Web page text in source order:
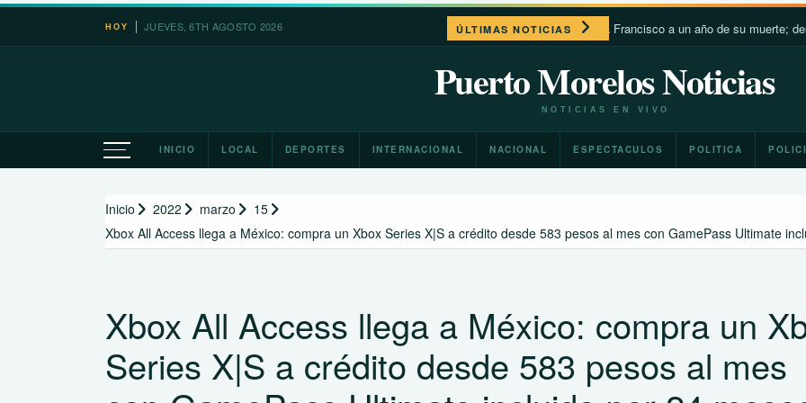
Saltar
HOY JUEVES, 6TH AGOSTO 2026 ÚLTIMAS NOTICIAS
León XIV recuerda a Francisco a un año de su muerte; destaca su
Puerto Morelos Noticias
NOTICIAS EN VIVO
INICIO LOCAL DEPORTES INTERNACIONAL NACIONAL ESPECTACULOS POLITICA
Inicio 2022 marzo
15
Xbox All Access llega a México: compra un Xbox Series X|S a crédito desde 583 pesos al mes con GamePass Ultimate
Xbox All Access llega a México: compra un
Series X|S a crédito desde 583 pesos al mes